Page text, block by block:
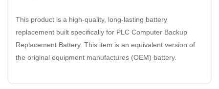
This product is a high-quality, long-lasting battery
replacement built specifically for PLC Computer Backup
Replacement Battery. This item is an equivalent version of
the original equipment manufactures (OEM) battery.